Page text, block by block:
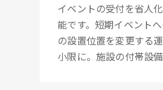
イベントの受付を省人
能です。短期イベント
の設置位置を変更する
小限に。施設の付帯設備